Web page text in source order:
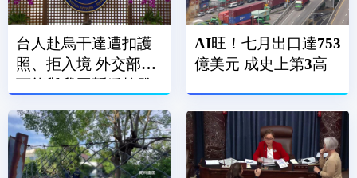
台人赴烏干達遭扣護
照、拒入境 外交部：
可能與我國暫緩核發
AI旺！七月出口達753
億美元 成史上第3高